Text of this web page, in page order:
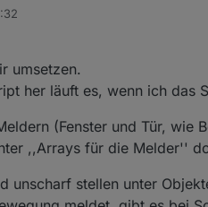
umsetzen.
her läuft es, wenn ich das
(Fenster und Tür,
,,Arrays für die Melder''
unscharf stellen unter